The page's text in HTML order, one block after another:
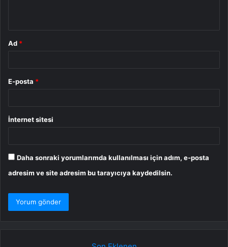
Ad *
E-posta *
İnternet sitesi
Daha sonraki yorumlarımda kullanılması için adım, e-posta
adresim ve site adresim bu tarayıcıya kaydedilsin.